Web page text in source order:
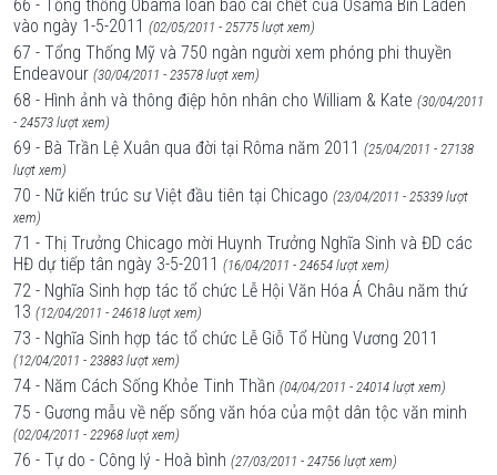
66 - Tổng thống Obama loan báo cái chết của Osama Bin Laden
vào ngày 1-5-2011 (02/05/2011 - 25775 lượt xem)
67 - Tổng Thống Mỹ và 750 ngàn người xem phóng phi thuyền
Endeavour (30/04/2011 - 23578 lượt xem)
68 - Hình ảnh và thông điệp hôn nhân cho William & Kate (30/04/2011
- 24573 lượt xem)
69 - Bà Trần Lệ Xuân qua đời tại Rôma năm 2011 (25/04/2011 - 27138
lượt xem)
70 - Nữ kiến trúc sư Việt đầu tiên tại Chicago (23/04/2011 - 25339 lượt
xem)
71 - Thị Trưởng Chicago mời Huynh Trưởng Nghĩa Sinh và ĐD các
HĐ dự tiếp tân ngày 3-5-2011 (16/04/2011 - 24654 lượt xem)
72 - Nghĩa Sinh hợp tác tổ chức Lễ Hội Văn Hóa Á Châu năm thứ
13 (12/04/2011 - 24618 lượt xem)
73 - Nghĩa Sinh hợp tác tổ chức Lễ Giỗ Tổ Hùng Vương 2011
(12/04/2011 - 23883 lượt xem)
74 - Năm Cách Sống Khỏe Tinh Thần (04/04/2011 - 24014 lượt xem)
75 - Gương mẫu về nếp sống văn hóa của một dân tộc văn minh
(02/04/2011 - 22968 lượt xem)
76 - Tự do - Công lý - Hoà bình (27/03/2011 - 24756 lượt xem)